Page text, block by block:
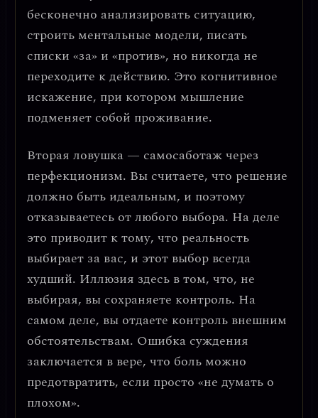
бесконечно анализировать ситуацию,
строить ментальные модели, писать
списки «за» и «против», но никогда не
переходите к действию. Это когнитивное
искажение, при котором мышление
подменяет собой проживание.
Вторая ловушка — самосаботаж через
перфекционизм. Вы считаете, что решение
должно быть идеальным, и поэтому
отказываетесь от любого выбора. На деле
это приводит к тому, что реальность
выбирает за вас, и этот выбор всегда
худший. Иллюзия здесь в том, что, не
выбирая, вы сохраняете контроль. На
самом деле, вы отдаете контроль внешним
обстоятельствам. Ошибка суждения
заключается в вере, что боль можно
предотвратить, если просто «не думать о
плохом».